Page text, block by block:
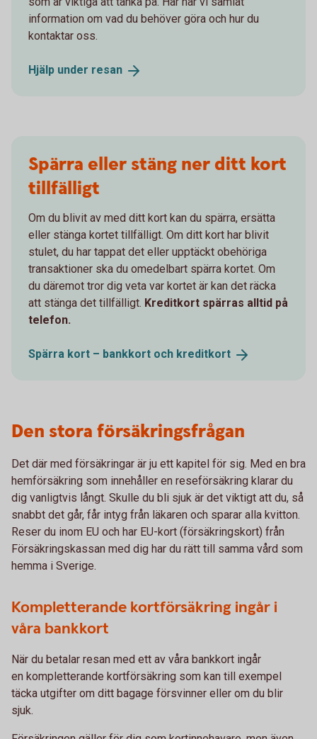
information om vad du behöver göra och hur du
kontaktar oss.
Hjälp under resan
Spärra eller stäng ner ditt kort
tillfälligt
Om du blivit av med ditt kort kan du spärra, ersätta
eller stänga kortet tillfälligt. Om ditt kort har blivit
stulet, du har tappat det eller upptäckt obehöriga
transaktioner ska du omedelbart spärra kortet. Om
du däremot tror dig veta var kortet är kan det räcka
att stänga det tillfälligt. Kreditkort spärras alltid på
telefon.
Spärra kort – bankkort och kreditkort
Den stora försäkringsfrågan
Det där med försäkringar är ju ett kapitel för sig. Med en bra
hemförsäkring som innehåller en reseförsäkring klarar du
dig vanligtvis långt. Skulle du bli sjuk är det viktigt att du, så
snabbt det går, får intyg från läkaren och sparar alla kvitton.
Reser du inom EU och har EU-kort (försäkringskort) från
Försäkringskassan med dig har du rätt till samma vård som
hemma i Sverige.
Kompletterande kortförsäkring ingår i
våra bankkort
När du betalar resan med ett av våra bankkort ingår
en kompletterande kortförsäkring som kan till exempel
täcka utgifter om ditt bagage försvinner eller om du blir
sjuk.